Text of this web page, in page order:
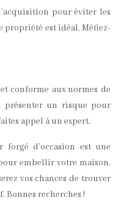
pour éviter les
est idéal. Méfiez-
conforme aux normes de
un risque pour
appel à un expert.
d’occasion est une
embellir votre maison.
vos chances de trouver
recherches !